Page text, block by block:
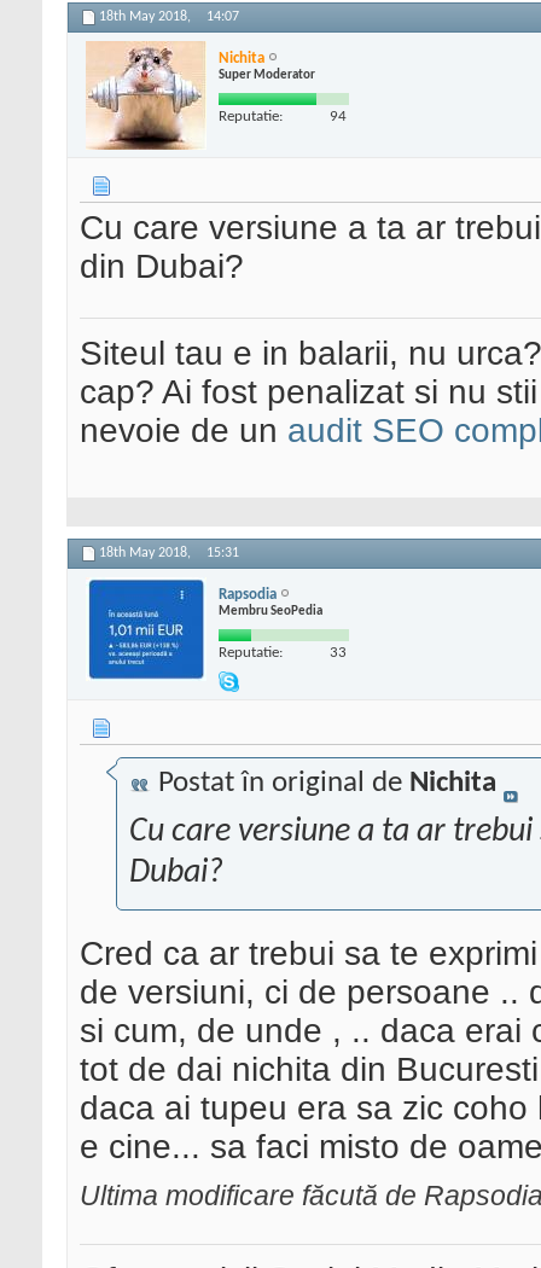
18th May 2018, 14:07
Nichita
Super Moderator
Reputatie: 94
Cu care versiune a ta ar
din Dubai?
Siteul tau e in balarii, nu
cap? Ai fost penalizat si nu
nevoie de un audit SEO
18th May 2018, 15:31
Rapsodia
Membru SeoPedia
Reputatie: 33
Postat în original de Nichita
Cu care versiune a ta ar
Dubai?
Cred ca ar trebui sa te
de versiuni, ci de persoane ..
si cum, de unde , .. daca erai
tot de dai nichita din
daca ai tupeu era sa zic
e cine... sa faci misto de
Ultima modificare făcută de